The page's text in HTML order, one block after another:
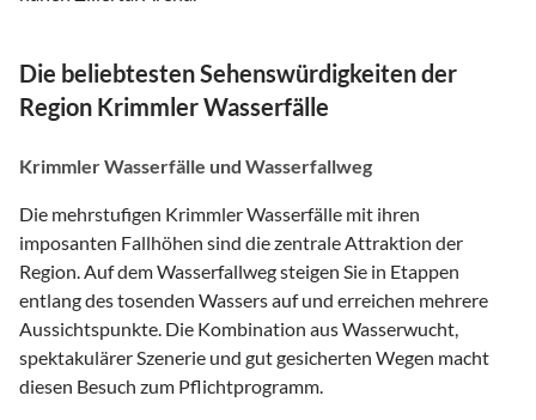
Die beliebtesten Sehenswürdigkeiten der
Region Krimmler Wasserfälle
Krimmler Wasserfälle und Wasserfallweg
Die mehrstufigen Krimmler Wasserfälle mit ihren
imposanten Fallhöhen sind die zentrale Attraktion der
Region. Auf dem Wasserfallweg steigen Sie in Etappen
entlang des tosenden Wassers auf und erreichen mehrere
Aussichtspunkte. Die Kombination aus Wasserwucht,
spektakulärer Szenerie und gut gesicherten Wegen macht
diesen Besuch zum Pflichtprogramm.